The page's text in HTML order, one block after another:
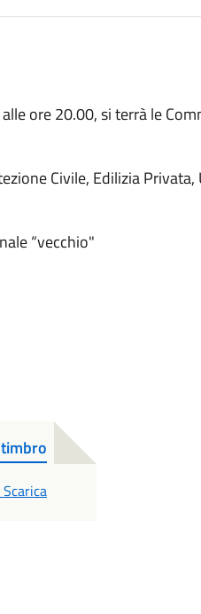
ore 20.00, si terrà le
Civile, Edilizia
“vecchio"
PDF
Scarica